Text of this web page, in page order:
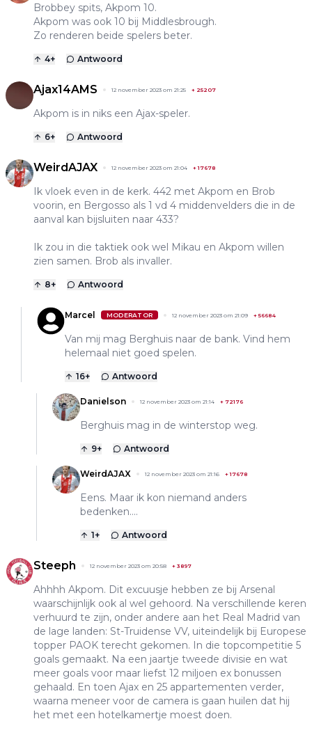
Brobbey spits, Akpom 10.
Akpom was ook 10 bij Middlesbrough.
Zo renderen beide spelers beter.
4+ Antwoord
Ajax14AMS 12 november 2023 om 21:25 + 25207
Akpom is in niks een Ajax-speler.
6+ Antwoord
WeirdAJAX 12 november 2023 om 21:04 +17678
Ik vloek even in de kerk. 442 met Akpom en Brob
voorin, en Bergosso als 1 vd 4 middenvelders die in de
aanval kan bijsluiten naar 433?
Ik zou in die taktiek ook wel Mikau en Akpom willen
zien samen. Brob als invaller.
8+ Antwoord
Marcel MODERATOR 12 november 2023 om 21:09 +56684
Van mij mag Berghuis naar de bank. Vind hem
helemaal niet goed spelen.
16+ Antwoord
Danielson 12 november 2023 om 21:14 + 72176
Berghuis mag in de winterstop weg.
9+ Antwoord
WeirdAJAX 12 november 2023 om 21:16 +17678
Eens. Maar ik kon niemand anders
bedenken....
1+ Antwoord
Steeph 12 november 2023 om 20:58 + 3897
Ahhhh Akpom. Dit excuusje hebben ze bij Arsenal
waarschijnlijk ook al wel gehoord. Na verschillende keren
verhuurd te zijn, onder andere aan het Real Madrid van
de lage landen: St-Truidense VV, uiteindelijk bij Europese
topper PAOK terecht gekomen. In die topcompetitie 5
goals gemaakt. Na een jaartje tweede divisie en wat
meer goals voor maar liefst 12 miljoen ex bonussen
gehaald. En toen Ajax en 25 appartementen verder,
waarna meneer voor de camera is gaan huilen dat hij
het met een hotelkamertje moest doen.